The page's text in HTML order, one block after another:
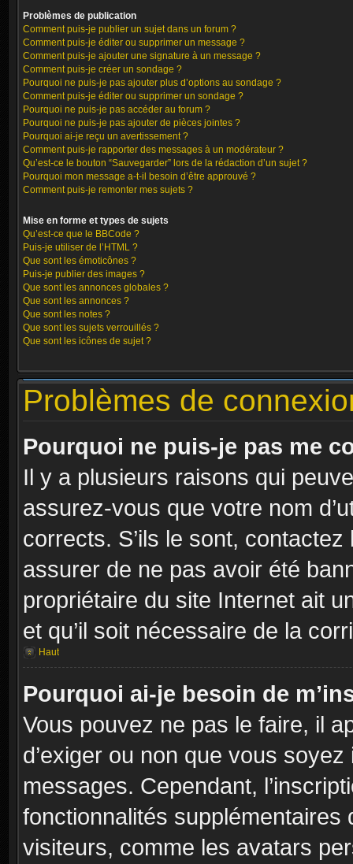
Problèmes de publication
Comment puis-je publier un sujet dans un forum ?
Comment puis-je éditer ou supprimer un message ?
Comment puis-je ajouter une signature à un message ?
Comment puis-je créer un sondage ?
Pourquoi ne puis-je pas ajouter plus d’options au sondage ?
Comment puis-je éditer ou supprimer un sondage ?
Pourquoi ne puis-je pas accéder au forum ?
Pourquoi ne puis-je pas ajouter de pièces jointes ?
Pourquoi ai-je reçu un avertissement ?
Comment puis-je rapporter des messages à un modérateur ?
Qu’est-ce le bouton “Sauvegarder” lors de la rédaction d’un sujet ?
Pourquoi mon message a-t-il besoin d’être approuvé ?
Comment puis-je remonter mes sujets ?
Mise en forme et types de sujets
Qu’est-ce que le BBCode ?
Puis-je utiliser de l’HTML ?
Que sont les émoticônes ?
Puis-je publier des images ?
Que sont les annonces globales ?
Que sont les annonces ?
Que sont les notes ?
Que sont les sujets verrouillés ?
Que sont les icônes de sujet ?
Problèmes de
Pourquoi ne puis-je pas me
Il y a plusieurs raisons qui
assurez-vous que votre nom
corrects. S’ils le sont,
assurer de ne pas avoir été
propriétaire du site Internet ait
et qu’il soit nécessaire de la
Haut
Pourquoi ai-je besoin de
Vous pouvez ne pas le faire, il
d’exiger ou non que vous
messages. Cependant,
fonctionnalités
visiteurs, comme les avatars